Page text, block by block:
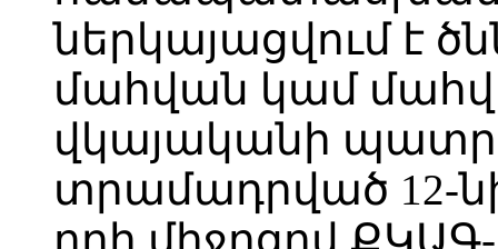
ներկայացվում է
մահվան կամ
վկայականի
տրամադրված 12-